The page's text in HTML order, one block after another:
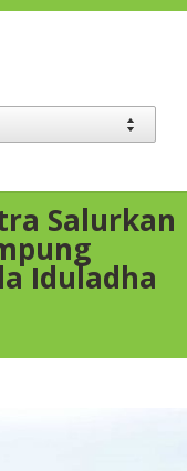
Salurkan
Iduladha